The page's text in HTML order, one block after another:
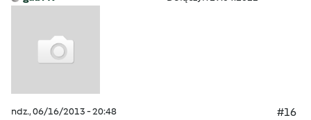
ndz., 06/16/2013 - 20:48
#16